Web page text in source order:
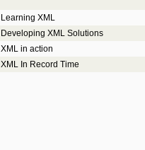
Learning XML
Developing XML Solutions
XML in action
XML In Record Time